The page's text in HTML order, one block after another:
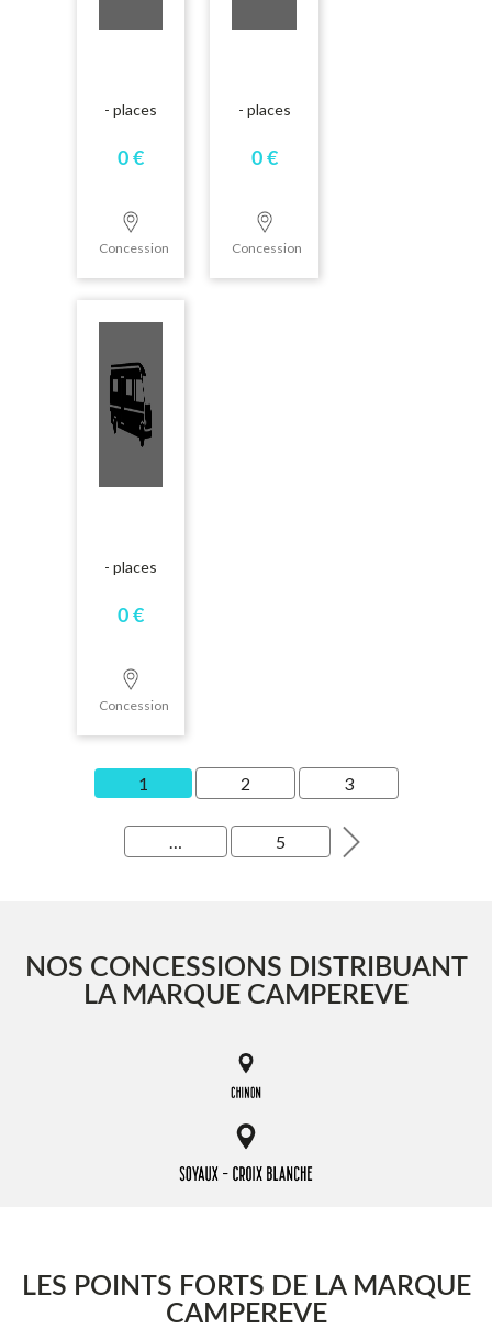
- places
0 €
Concession
- places
0 €
Concession
- places
0 €
Concession
1 2 3
… 5
NOS CONCESSIONS DISTRIBUANT
LA MARQUE CAMPEREVE
LES POINTS FORTS DE LA MARQUE
CAMPEREVE